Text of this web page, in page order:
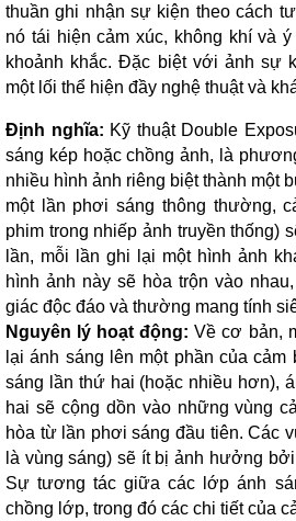
thuần ghi nhận sự kiện theo cách
nó tái hiện cảm xúc, không khí và
khoảnh khắc. Đặc biệt với ảnh sự
một lối thể hiện đầy nghệ thuật và
Định nghĩa: Kỹ thuật Double
sáng kép hoặc chồng ảnh, là
nhiều hình ảnh riêng biệt thành một
một lần phơi sáng thông thường,
phim trong nhiếp ảnh truyền thống)
lần, mỗi lần ghi lại một hình ảnh
hình ảnh này sẽ hòa trộn vào
giác độc đáo và thường mang tính
Nguyên lý hoạt động:Về cơ bản,
lại ánh sáng lên một phần của
sáng lần thứ hai (hoặc nhiều hơn),
hai sẽ cộng dồn vào những vùng
hòa từ lần phơi sáng đầu tiên. Các
là vùng sáng) sẽ ít bị ảnh hưởng
Sự tương tác giữa các lớp ánh
chồng lớp, trong đó các chi tiết của